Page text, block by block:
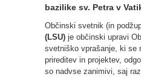
bazilike sv. Petra v
Občinski svetnik (in
(LSU) je občinski upravi
svetniško vprašanje, ki se
prireditev in projektev,
so nadvse zanimivi, saj